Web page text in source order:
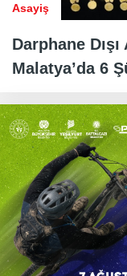
Asayiş
Darphane
Malatya’da 6